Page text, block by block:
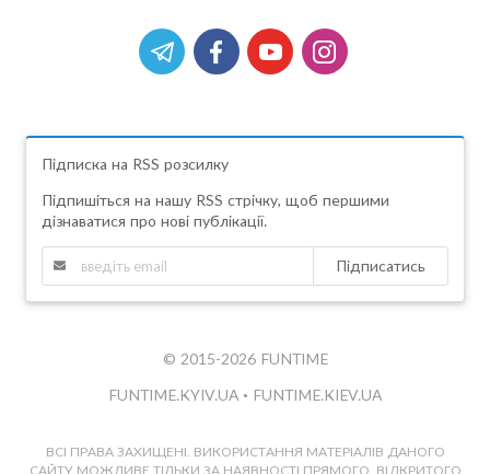
Підписка на RSS розсилку
Підпишіться на нашу RSS стрічку, щоб першими
дізнаватися про нові публікації.
Підписатись
© 2015-2026 FUNTIME
FUNTIME.KYIV.UA • FUNTIME.KIEV.UA
ВСІ ПРАВА ЗАХИЩЕНІ. ВИКОРИСТАННЯ МАТЕРІАЛІВ ДАНОГО
САЙТУ МОЖЛИВЕ ТІЛЬКИ ЗА НАЯВНОСТІ ПРЯМОГО, ВІДКРИТОГО